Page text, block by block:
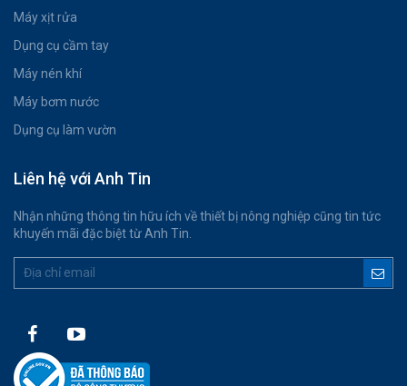
Máy xịt rửa
Dụng cụ cầm tay
Máy nén khí
Máy bơm nước
Dụng cụ làm vườn
Liên hệ với Anh Tin
Nhận những thông tin hữu ích về thiết bị nông nghiệp cũng tin tức
khuyến mãi đặc biệt từ Anh Tin.